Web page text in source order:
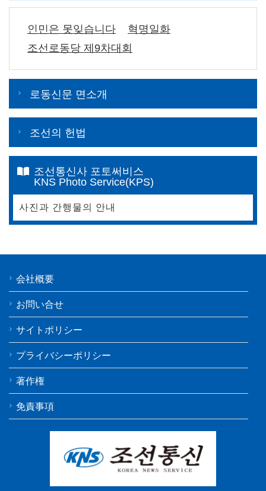
인민은 못잊습니다
혁명일화
조선로동당 제9차대회
로동신문 면소개
조선의 헌법
조선통신사 포토써비스
KNS Photo Service(KPS)
사진과 간행물의 안내
会社概要
お問い合せ
サイトポリシー
プライバシーポリシー
著作権
免責事項